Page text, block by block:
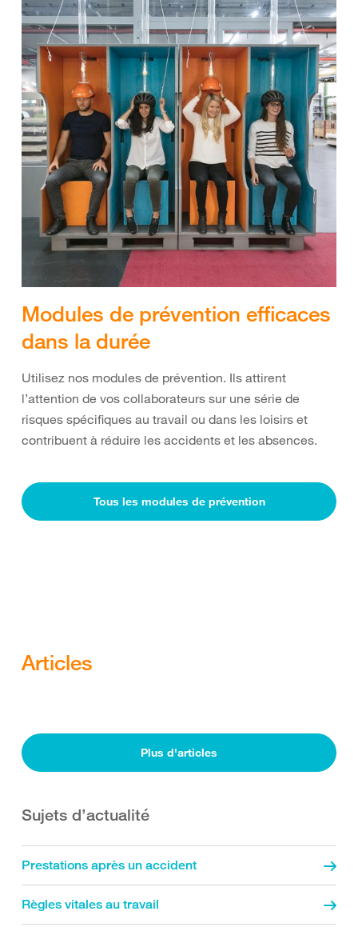
Modules de prévention efficaces
dans la durée
Utilisez nos modules de prévention. Ils attirent
l’attention de vos collaborateurs sur une série de
risques spécifiques au travail ou dans les loisirs et
contribuent à réduire les accidents et les absences.
Tous les modules de prévention
Articles
Plus d'articles
Sujets d’actualité
Prestations après un accident
Règles vitales au travail